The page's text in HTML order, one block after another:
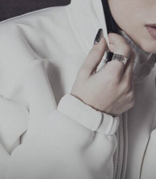
Destino Dos Equis 2026: La
gran celebración sonora
que transformará las
noches de Boca del Río y
Edwin Jimenez Julio 13, 2026